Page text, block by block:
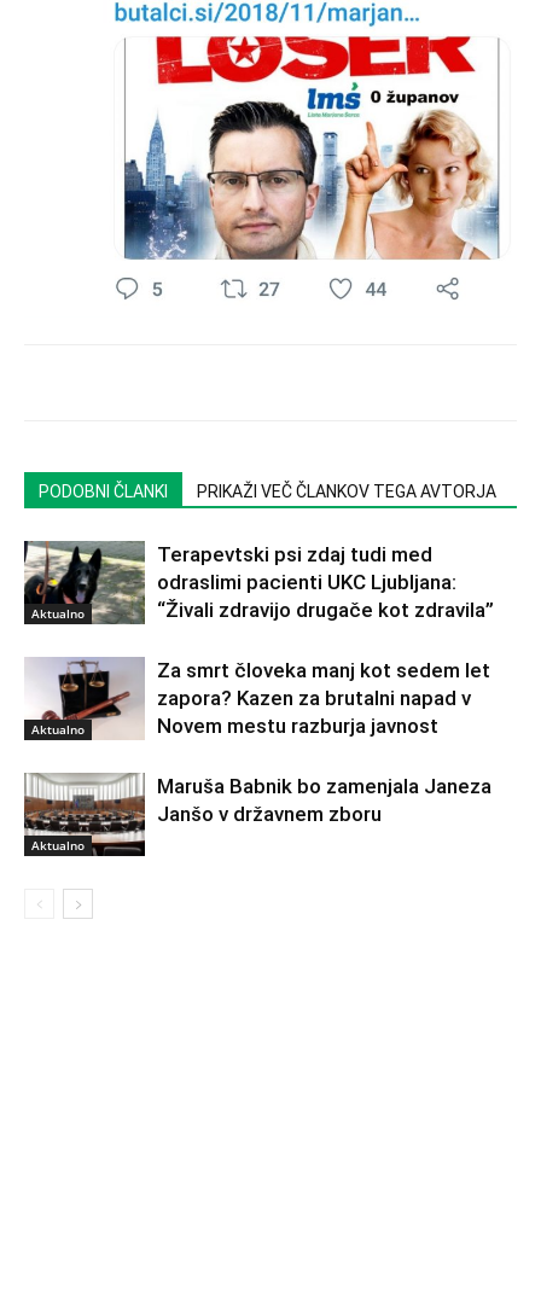
PODOBNI ČLANKI PRIKAŽI VEČ ČLANKOV TEGA AVTORJA
Aktualno
Terapevtski psi zdaj tudi med
odraslimi pacienti UKC Ljubljana:
“Živali zdravijo drugače kot zdravila”
Aktualno
Za smrt človeka manj kot sedem let
zapora? Kazen za brutalni napad v
Novem mestu razburja javnost
Aktualno
Maruša Babnik bo zamenjala Janeza
Janšo v državnem zboru